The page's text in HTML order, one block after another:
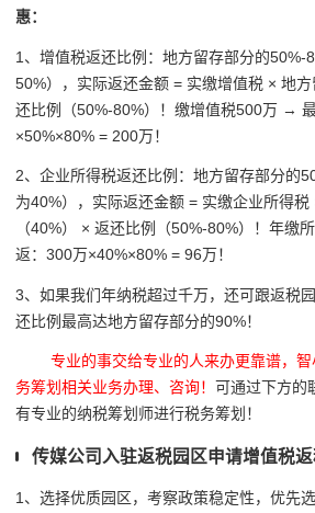
惠：
1、增值税返还比例：地方留存部分的50%-
50%），实际返还金额 = 实缴增值税 × 地
还比例（50%-80%）！缴增值税500万 →
×50%×80% = 200万！
2、企业所得税返还比例：地方留存部分的
为40%），实际返还金额 = 实缴企业所得税
（40%） × 返还比例（50%-80%）！ 年缴
返：300万×40%×80% = 96万！
3、如果我们年纳税超过千万，还可跟返税
还比例最高达地方留存部分的90%！
专业的事交给专业的人来办更靠谱，
务筹划相关业务办理、咨询！ 可通过下方的
有专业的纳税筹划师进行税务筹划！
传媒公司入驻返税园区申请增值税返
1、选择优质园区，考察政策稳定性，优先